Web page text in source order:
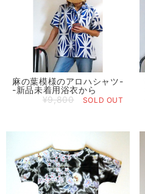
麻の葉模様のアロハシャツ-
-新品未着用浴衣から
¥9,800
SOLD OUT